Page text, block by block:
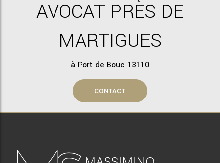
AVOCAT PRÈS DE
MARTIGUES
à Port de Bouc 13110
CONTACT